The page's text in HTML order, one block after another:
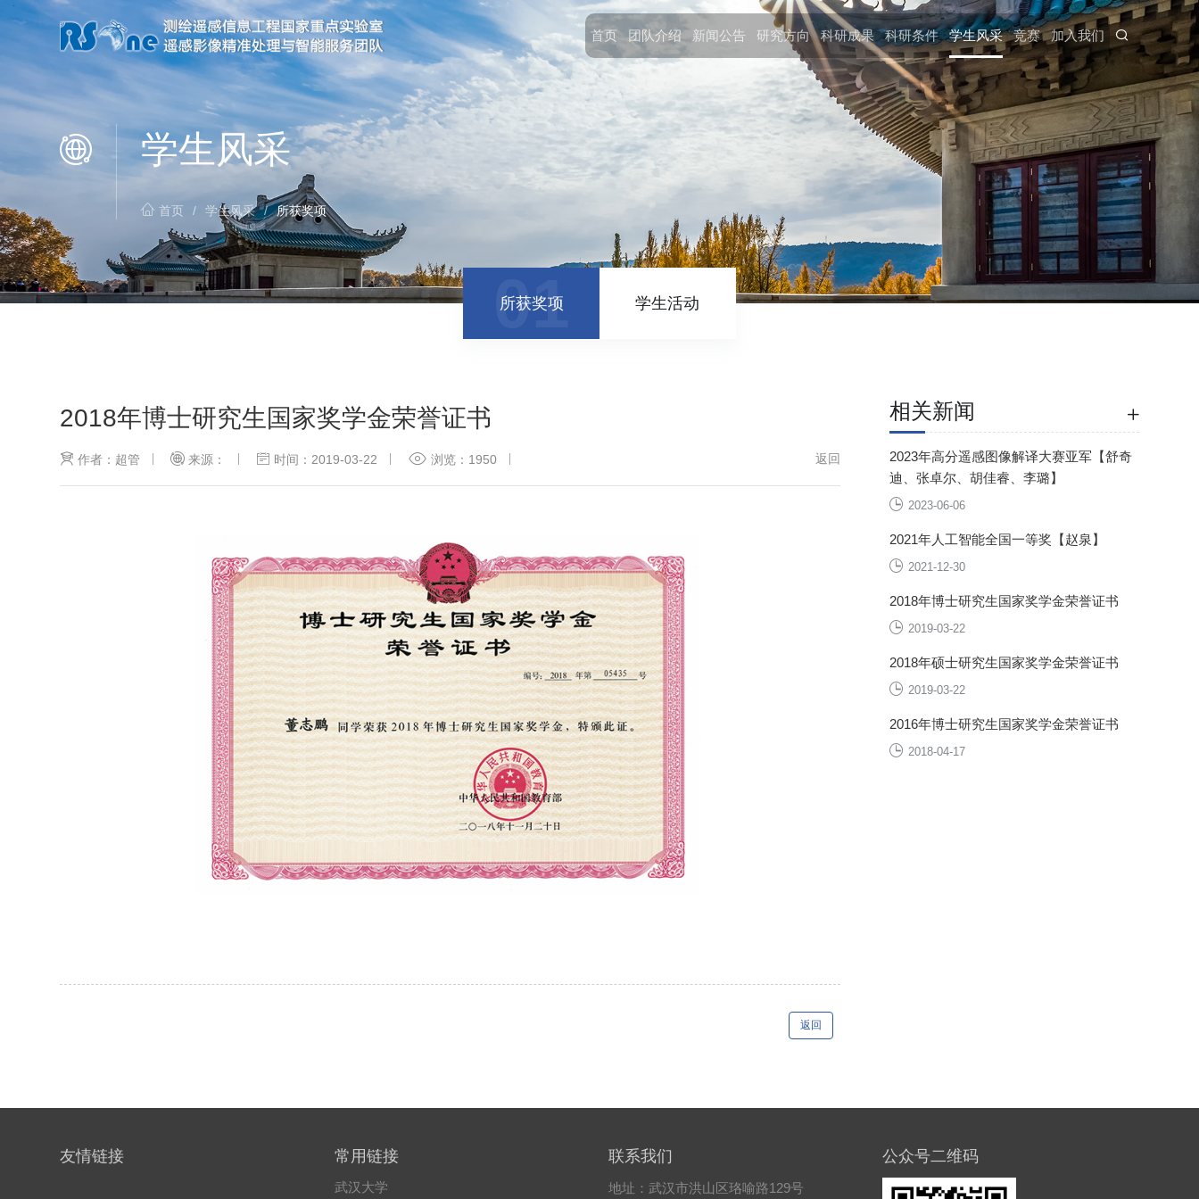
首页 团队介绍 新闻公告 研究方向 科研成果 科研条件 学生风采 竞赛 加入我们
学生风采
首页 / 学生风采 / 所获奖项
01
所获奖项 02
学生活动
2018年博士研究生国家奖学金荣誉证书
作者：超管 来源： 时间：2019-03-22 浏览：1950 返回
返回
相关新闻
2023年高分遥感图像解译大赛亚军【舒奇
迪、张卓尔、胡佳睿、李璐】
2023-06-06
2021年人工智能全国一等奖【赵泉】
2021-12-30
2018年博士研究生国家奖学金荣誉证书
2019-03-22
2018年硕士研究生国家奖学金荣誉证书
2019-03-22
2016年博士研究生国家奖学金荣誉证书
2018-04-17
友情链接 常用链接
武汉大学
联系我们
地址：武汉市洪山区珞喻路129号
公众号二维码